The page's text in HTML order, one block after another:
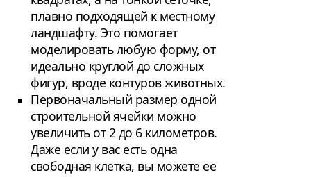
плавно подходящей к местному
ландшафту. Это помогает
моделировать любую форму, от
идеально круглой до сложных
фигур, вроде контуров животных.
Первоначальный размер одной
строительной ячейки можно
увеличить от 2 до 6 километров.
Даже если у вас есть одна
свободная клетка, вы можете ее